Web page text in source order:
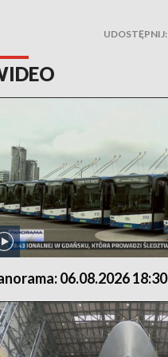
UDOSTĘPNIJ:
06.08.2026 18:30